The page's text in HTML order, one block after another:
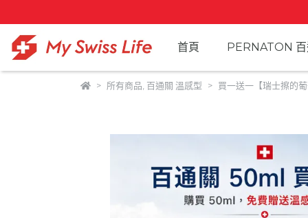
首頁 PERNATON
所有商品 百通關 溫感型 買一送一【瑞士擦的